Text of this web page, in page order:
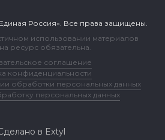
Россия». Все права защищены.
использовании материалов
ресурс обязательна.
соглашение
конфиденциальности
обработки персональных данных
персональных данных
в Extyl